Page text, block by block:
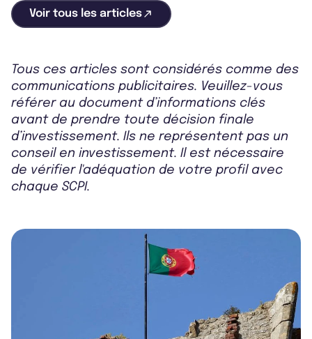
Voir tous les articles
Tous ces articles sont considérés comme des
communications publicitaires. Veuillez-vous
référer au document d’informations clés
avant de prendre toute décision finale
d’investissement. Ils ne représentent pas un
conseil en investissement. Il est nécessaire
de vérifier l'adéquation de votre profil avec
chaque SCPI.